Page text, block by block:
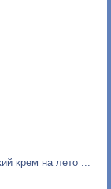
крем на лето ...